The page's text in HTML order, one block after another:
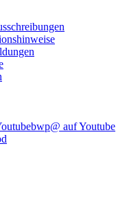
bwp@ auf Youtube